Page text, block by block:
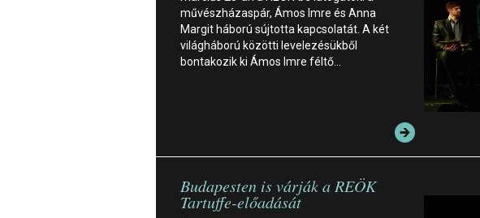
művészházaspár, Ámos Imre és Anna
Margit háború sújtotta kapcsolatát. A két
világháború közötti levelezésükből
bontakozik ki Ámos Imre féltő…
Budapesten is várják a REÖK
Tartuffe-előadását